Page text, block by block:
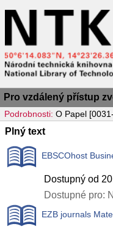
Pro vzdálený přístup
Podrobnosti: O Papel
Plný text
EBSCOhost
Dostupný od
Dostupné pro:
EZB journals